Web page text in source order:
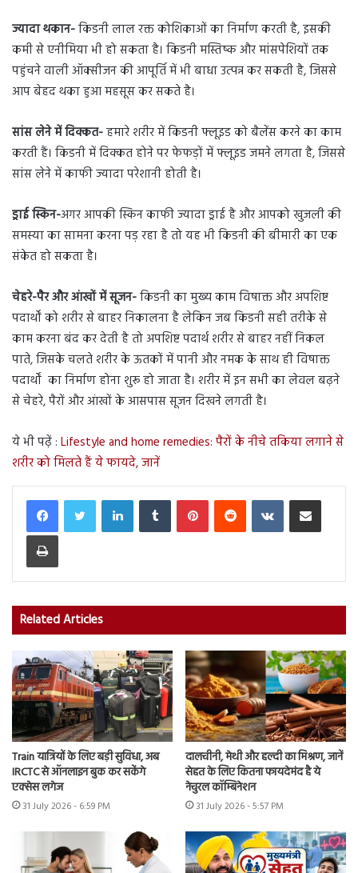
ज्यादा थकान-किडनी लाल रक्त कोशिकाओं का निर्माण करती है, इसकी
कमी से एनीमिया भी हो सकता है। किडनी मस्तिष्क और मांसपेशियों तक
पहुंचने वाली ऑक्सीजन की आपूर्ति में भी बाधा उत्पन्न कर सकती है, जिससे
आप बेहद थका हुआ महसूस कर सकते है।
सांस लेने में दिक्कत-हमारे शरीर में किडनी फ्लूइड को बैलेंस करने का काम
करती हैं। किडनी में दिक्कत होने पर फेफड़ों में फ्लूइड जमने लगता है, जिससे
सांस लेने में काफी ज्यादा परेशानी होती है।
ड्राई स्किन-अगर आपकी स्किन काफी ज्यादा ड्राई है और आपको खुजली की
समस्या का सामना करना पड़ रहा है तो यह भी किडनी की बीमारी का एक
संकेत हो सकता है।
चेहरे-पैर और आंखों में सूजन-किडनी का मुख्य काम विषाक्त और अपशिष्ट
पदार्थों को शरीर से बाहर निकालना है लेकिन जब किडनी सही तरीके से
काम करना बंद कर देती है तो अपशिष्ट पदार्थ शरीर से बाहर नहीं निकल
पाते, जिसके चलते शरीर के ऊतकों में पानी और नमक के साथ ही विषाक्त
पदार्थों का निर्माण होना शुरू हो जाता है। शरीर में इन सभी का लेवल बढ़ने
से चेहरे, पैरों और आंखों के आसपास सूजन दिखने लगती है।
ये भी पढ़ें : Lifestyle and home remedies: पैरों के नीचे तकिया लगाने से
शरीर को मिलते हैं ये फायदे, जानें
LinkedInTumblr PinterestReddit VKontakteShare via Email
Print
Related Articles
Train यात्रियों के लिए बड़ी सुविधा, अब
IRCTC से ऑनलाइन बुक कर सकेंगे
एक्सेस लगेज
31 July 2026 - 6:59 PM
दालचीनी, मेथी और हल्दी का मिश्रण, जानें
सेहत के लिए कितना फायदेमंद है ये
नेचुरल कॉम्बिनेशन
31 July 2026 - 5:57 PM